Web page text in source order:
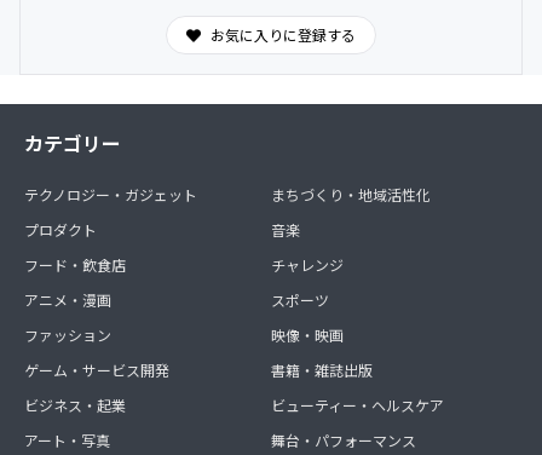
＜この特典を選ぶ＞をタップすると参加手続きに進めま
お気に入りに登録する
カテゴリー
テクノロジー・ガジェット
プロダクト
フード・飲食店
アニメ・漫画
ファッション
ゲーム・サービス開発
ビジネス・起業
アート・写真
まちづくり・地域活性化
音楽
チャレンジ
スポーツ
映像・映画
書籍・雑誌出版
ビューティー・ヘルスケア
舞台・パフォーマンス